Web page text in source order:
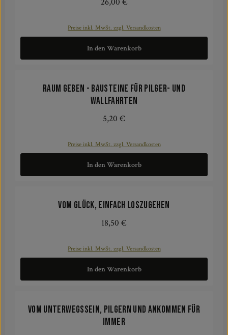
Preise inkl. MwSt. zzgl. Versandkosten
In den Warenkorb
Raum geben - Bausteine für Pilger- und
Wallfahrten
Regulärer Preis:
5,20 €
Preise inkl. MwSt. zzgl. Versandkosten
In den Warenkorb
Vom Glück, einfach loszugehen
Regulärer Preis:
18,50 €
Preise inkl. MwSt. zzgl. Versandkosten
In den Warenkorb
Vom Unterwegssein, Pilgern und Ankommen für
immer